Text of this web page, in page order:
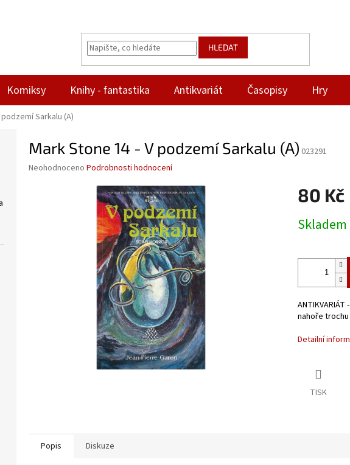
HLEDAT
Komiksy Knihy - fantastika Antikvariát Časopisy Hry
Sarkalu (A)
Mark Stone 14 - V podzemí Sarkalu (A) 023291
Průměrné
Neohodnoceno Podrobnosti hodnocení
80 Kč
cena:
Skladem
nahoře
Detailní
TISK
Popis Diskuze